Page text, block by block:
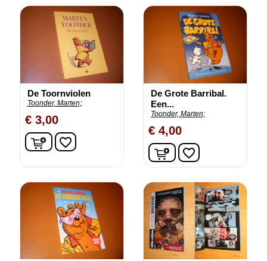
De Toornviolen
Toonder, Marten;
€ 3,00
In winkelwagen
favorite_border
De Grote Barribal.
Een...
Toonder, Marten;
€ 4,00
In winkelwagen
favorite_border